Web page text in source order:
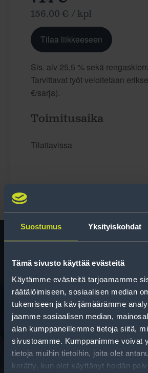
Suostumus Yksityiskohdat
Tämä sivusto käyttää evästeitä
Käytämme evästeitä tarjoamamme
räätälöimiseen, sosiaalisen median
tukemiseen ja kävijämäärämme
jaamme sosiaalisen median,
alan kumppaneillemme tietoja siitä,
sivustoamme. Kumppanimme voivat
tietoja muihin tietoihin, joita olet
kerätty, kun olet käyttänyt heidän
156.00 € / kpl
Tilaa liikkeeseen
Sis. alv 25,5 % sekä
Tarvittavat työt veloitetaan
€/sarja).
Toimitusaika
Tilattavissa
Auttaa sinua valitsemaan oikean
kun vaihdat